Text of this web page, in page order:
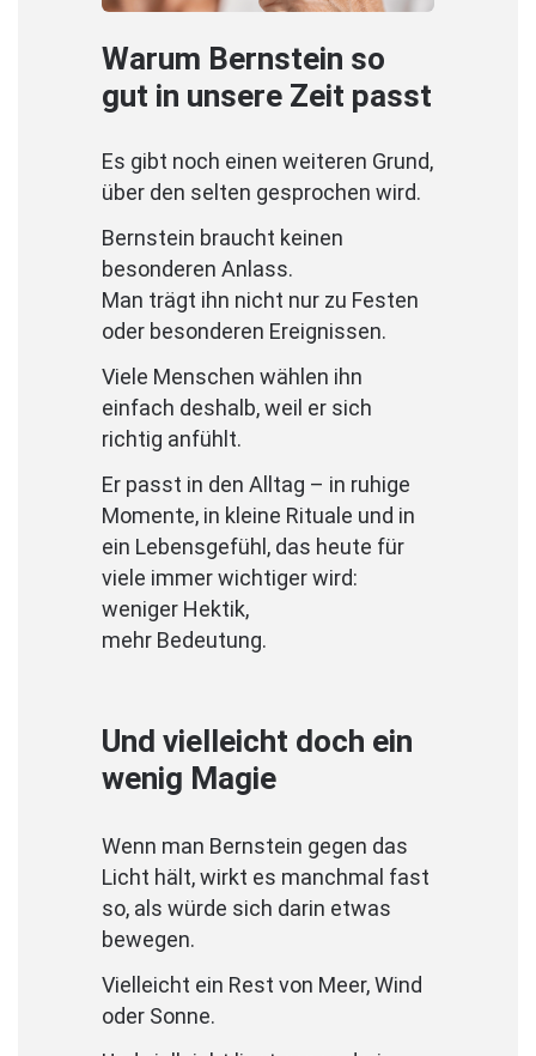
Warum Bernstein so
gut in unsere Zeit passt
Es gibt noch einen weiteren Grund,
über den selten gesprochen wird.
Bernstein braucht keinen
besonderen Anlass.
Man trägt ihn nicht nur zu Festen
oder besonderen Ereignissen.
Viele Menschen wählen ihn
einfach deshalb, weil er sich
richtig anfühlt.
Er passt in den Alltag – in ruhige
Momente, in kleine Rituale und in
ein Lebensgefühl, das heute für
viele immer wichtiger wird:
weniger Hektik,
mehr Bedeutung.
Und vielleicht doch ein
wenig Magie
Wenn man Bernstein gegen das
Licht hält, wirkt es manchmal fast
so, als würde sich darin etwas
bewegen.
Vielleicht ein Rest von Meer, Wind
oder Sonne.